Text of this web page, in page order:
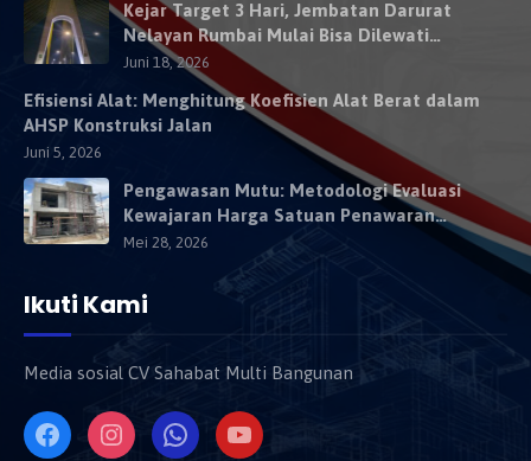
Kejar Target 3 Hari, Jembatan Darurat
Nelayan Rumbai Mulai Bisa Dilewati
Kendaraan Besok
Juni 18, 2026
Efisiensi Alat: Menghitung Koefisien Alat Berat dalam
AHSP Konstruksi Jalan
Juni 5, 2026
Pengawasan Mutu: Metodologi Evaluasi
Kewajaran Harga Satuan Penawaran
Kontraktor
Mei 28, 2026
Ikuti Kami
Media sosial CV Sahabat Multi Bangunan